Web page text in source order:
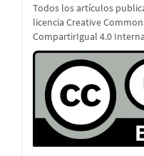
Todos los artículos
licencia Creative
CompartirIgual 4.0